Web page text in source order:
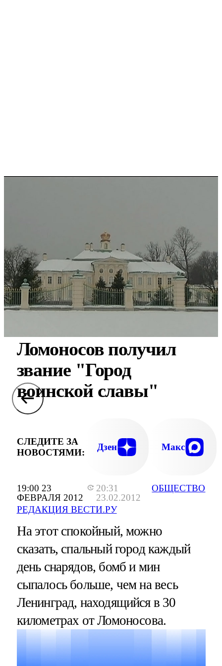
19:00 23
ФЕВРАЛЯ 2012
20:31
23.02.2012
РЕДАКЦИЯ ВЕСТИ.РУ
ОБЩЕСТВО
Ломоносов получил
звание "Город
воинской славы"
СЛЕДИТЕ ЗА
НОВОСТЯМИ:
Дзен Макс
На этот спокойный, можно
сказать, спальный город каждый
день снарядов, бомб и мин
сыпалось больше, чем на весь
Ленинград, находящийся в 30
километрах от Ломоносова.